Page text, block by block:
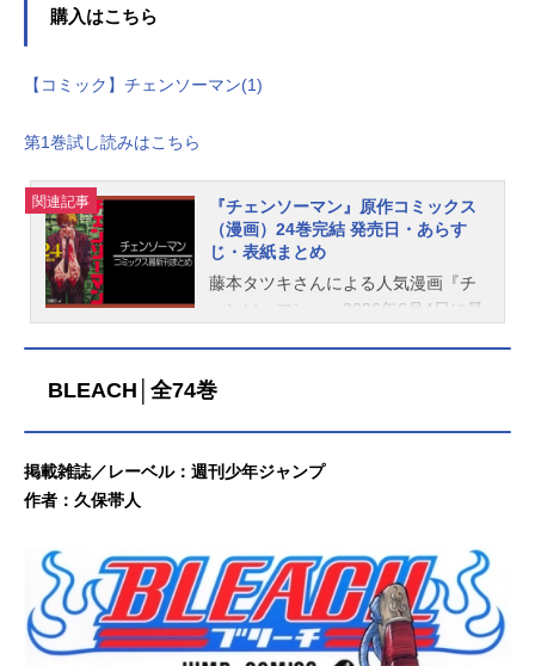
購入はこちら
【コミック】チェンソーマン(1)
第1巻試し読みはこちら
関連記事
『チェンソーマン』原作コミックス
（漫画）24巻完結 発売日・あらす
じ・表紙まとめ
藤本タツキさんによる人気漫画『チ
ェンソーマン』。2026年6月4日に最
マン』全巻の発売日・価格・あらす
売日：2026/06/04価格：572円(税込)
対峙するチェンソーマン!! ヨルに対
しアサに体を返せと迫るデンジは、
悪魔的発想を繰り出しヨルを追い詰
めていく!! 次々と概念が消滅しめち
ゃくちゃになった世界で、剥き出し
BLEACH│全74巻
掲載雑誌／レーベル：週刊少年ジャンプ
作者：久保帯人